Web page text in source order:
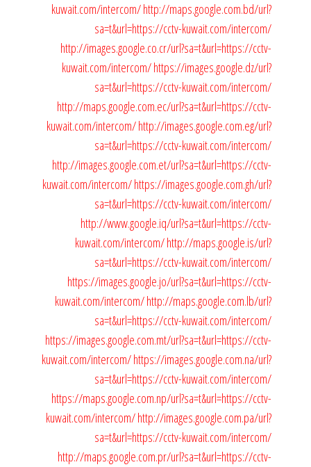
kuwait.com/intercom/http://maps.google.com.bd/url?
sa=t&url=https://cctv-kuwait.com/intercom/
http://images.google.co.cr/url?sa=t&url=https://cctv-
kuwait.com/intercom/https://images.google.dz/url?
sa=t&url=https://cctv-kuwait.com/intercom/
http://maps.google.com.ec/url?sa=t&url=https://cctv-
kuwait.com/intercom/http://images.google.com.eg/url?
sa=t&url=https://cctv-kuwait.com/intercom/
http://images.google.com.et/url?sa=t&url=https://cctv-
kuwait.com/intercom/https://images.google.com.gh/url?
sa=t&url=https://cctv-kuwait.com/intercom/
http://www.google.iq/url?sa=t&url=https://cctv-
kuwait.com/intercom/http://maps.google.is/url?
sa=t&url=https://cctv-kuwait.com/intercom/
https://images.google.jo/url?sa=t&url=https://cctv-
kuwait.com/intercom/http://maps.google.com.lb/url?
sa=t&url=https://cctv-kuwait.com/intercom/
https://images.google.com.mt/url?sa=t&url=https://cctv-
kuwait.com/intercom/https://images.google.com.na/url?
sa=t&url=https://cctv-kuwait.com/intercom/
https://maps.google.com.np/url?sa=t&url=https://cctv-
kuwait.com/intercom/http://images.google.com.pa/url?
sa=t&url=https://cctv-kuwait.com/intercom/
http://maps.google.com.pr/url?sa=t&url=https://cctv-